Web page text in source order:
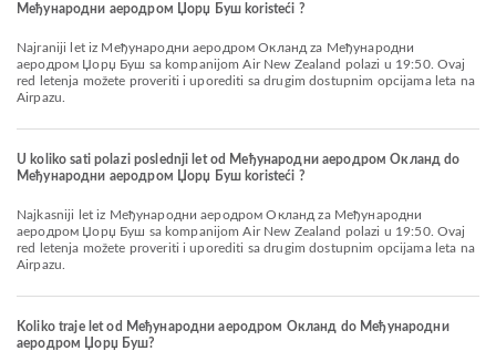
Међународни аеродром Џорџ Буш koristeći ?
Najraniji let iz Међународни аеродром Окланд za Међународни
аеродром Џорџ Буш sa kompanijom Air New Zealand polazi u 19:50. Ovaj
red letenja možete proveriti i uporediti sa drugim dostupnim opcijama leta na
Airpazu.
U koliko sati polazi poslednji let od Међународни аеродром Окланд do
Међународни аеродром Џорџ Буш koristeći ?
Najkasniji let iz Међународни аеродром Окланд za Међународни
аеродром Џорџ Буш sa kompanijom Air New Zealand polazi u 19:50. Ovaj
red letenja možete proveriti i uporediti sa drugim dostupnim opcijama leta na
Airpazu.
Koliko traje let od Међународни аеродром Окланд do Међународни
аеродром Џорџ Буш?